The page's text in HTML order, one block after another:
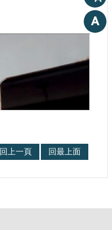
回上一頁 回最上面